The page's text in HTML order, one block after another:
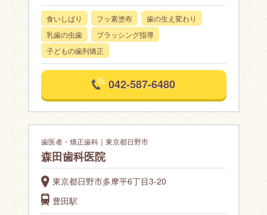
食いしばり フッ素塗布
歯の生え変わり
乳歯の虫歯
ブラッシング指導
子どもの歯列矯正
042-587-6480
歯医者・矯正歯科｜東京都日野市
森田歯科医院
東京都日野市多摩平6丁目3-20
豊田駅